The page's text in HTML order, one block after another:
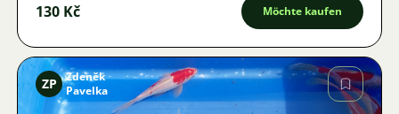
130 Kč Möchte kaufen
ZP
Zdeněk
Pavelka